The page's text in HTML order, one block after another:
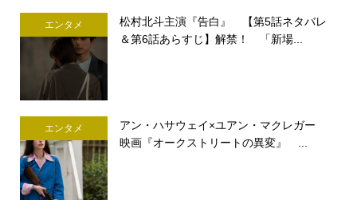
エンタメ
松村北斗主演『告白』 【第5話ネタバレ
＆第6話あらすじ】解禁！ 「新場...
エンタメ
アン・ハサウェイ×ユアン・マクレガー
映画『オークストリートの異変』 ...